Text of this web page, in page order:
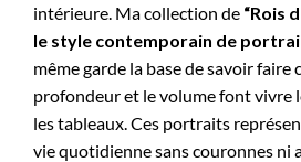
intérieure. Ma collection de “Rois
le style contemporain de
même garde la base de savoir faire
profondeur et le volume font vivre
les tableaux. Ces portraits
vie quotidienne sans couronnes ni